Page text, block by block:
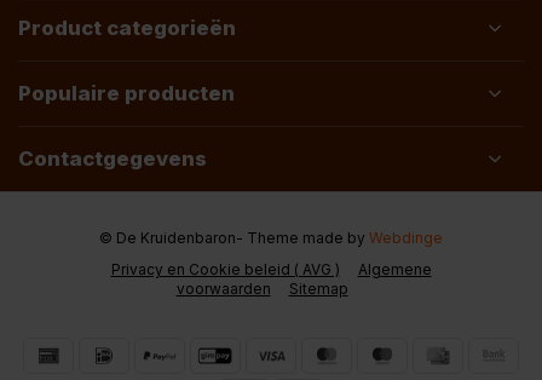
Product categorieën
Populaire producten
Contactgegevens
Privacy en Cookie beleid ( AVG )
Algemene
voorwaarden
Sitemap
© De Kruidenbaron- Theme made by Webdinge